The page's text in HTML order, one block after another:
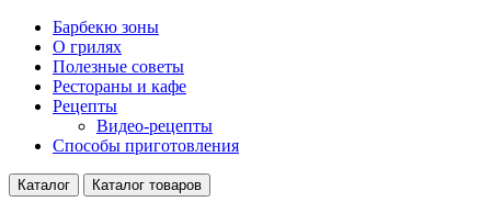
Барбекю зоны
О грилях
Полезные советы
Рестораны и кафе
Рецепты
Видео-рецепты
Способы приготовления
Каталог Каталог товаров